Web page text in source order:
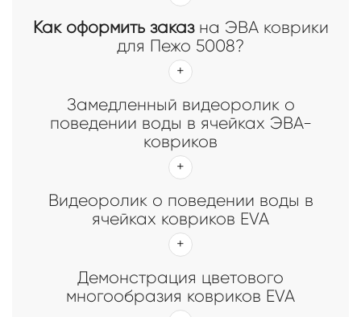
Как оформить заказна ЭВА коврики
для Пежо 5008?
Замедленный видеоролик о
поведении воды в ячейках ЭВА-
ковриков
Видеоролик о поведении воды в
ячейках ковриков EVA
Демонстрация цветового
многообразия ковриков EVA